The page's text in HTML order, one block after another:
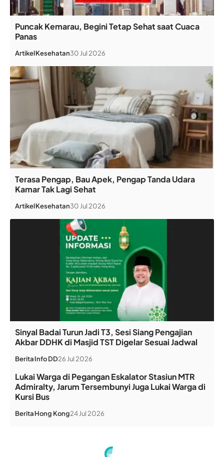
Puncak Kemarau, Begini Tetap Sehat saat Cuaca
Panas
ArtikelKesehatan30 Jul 2026
Terasa Pengap, Bau Apek, Pengap Tanda Udara
Kamar Tak Lagi Sehat
ArtikelKesehatan30 Jul 2026
Sinyal Badai Turun Jadi T3, Sesi Siang Pengajian
Akbar DDHK di Masjid TST Digelar Sesuai Jadwal
BeritaInfo DD26 Jul 2026
Lukai Warga di Pegangan Eskalator Stasiun MTR
Admiralty, Jarum Tersembunyi Juga Lukai Warga di
Kursi Bus
BeritaHong Kong24 Jul 2026